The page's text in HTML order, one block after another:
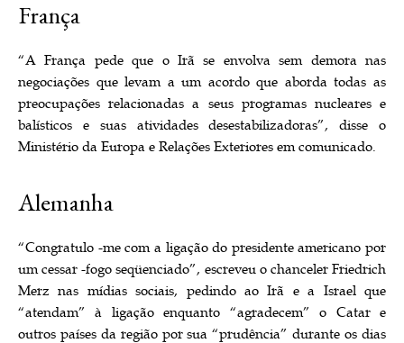
França
“A França pede que o Irã se envolva sem demora nas
negociações que levam a um acordo que aborda todas as
preocupações relacionadas a seus programas nucleares e
balísticos e suas atividades desestabilizadoras”, disse o
Ministério da Europa e Relações Exteriores em comunicado.
Alemanha
“Congratulo -me com a ligação do presidente americano por
um cessar -fogo seqüenciado”, escreveu o chanceler Friedrich
Merz nas mídias sociais, pedindo ao Irã e a Israel que
“atendam” à ligação enquanto “agradecem” o Catar e
outros países da região por sua “prudência” durante os dias